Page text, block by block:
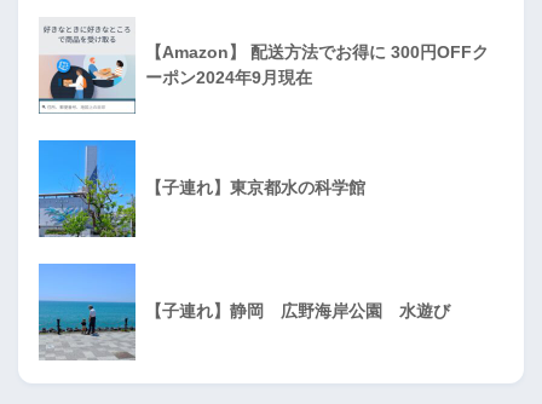
【Amazon】 配送方法でお得に 300円OFFク
ーポン2024年9月現在
【子連れ】東京都水の科学館
【子連れ】静岡 広野海岸公園 水遊び